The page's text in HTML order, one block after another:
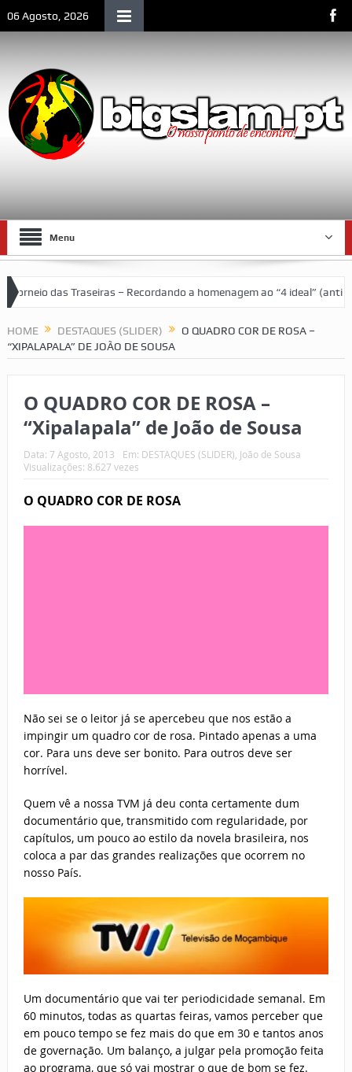
06 Agosto, 2026
Menu
Traseiras – Recordando a homenagem ao “4 ideal” (antigos atletas
HOME DESTAQUES (SLIDER)
O QUADRO COR DE ROSA –
“XIPALAPALA” DE JOÃO DE SOUSA
O QUADRO COR DE ROSA –
“Xipalapala” de João de Sousa
Data: 7 Agosto, 2013 Em: DESTAQUES (SLIDER) João de Sousa
Visualizações: 8.627 vezes
O QUADRO COR DE ROSA
Não sei se o leitor já se apercebeu que nos estão a
impingir um quadro cor de rosa. Pintado apenas a uma
cor. Para uns deve ser bonito. Para outros deve ser
horrível.
Quem vê a nossa TVM já deu conta certamente dum
documentário que, transmitido com regularidade, por
capítulos, um pouco ao estilo da novela brasileira, nos
coloca a par das grandes realizações que ocorrem no
nosso País.
Um documentário que vai ter periodicidade semanal. Em
60 minutos, todas as quartas feiras, vamos perceber que
em pouco tempo se fez mais do que em 30 e tantos anos
de governação. Um balanço, a julgar pela promoção feita
ao programa, que só vai mostrar o que de bom se fez.